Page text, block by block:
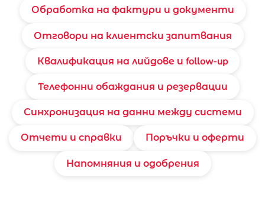
Обработка на фактури и документи
Отговори на клиентски запитвания
Квалификация на лийдове и follow-up
Телефонни обаждания и резервации
Синхронизация на данни между системи
Отчети и справки
Поръчки и оферти
Напомняния и одобрения